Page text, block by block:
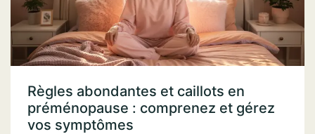
Règles abondantes et caillots en
préménopause : comprenez et gérez
vos symptômes